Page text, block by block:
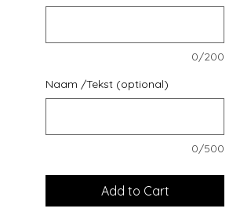
0/200
Naam /Tekst (optional)
0/500
Add to Cart